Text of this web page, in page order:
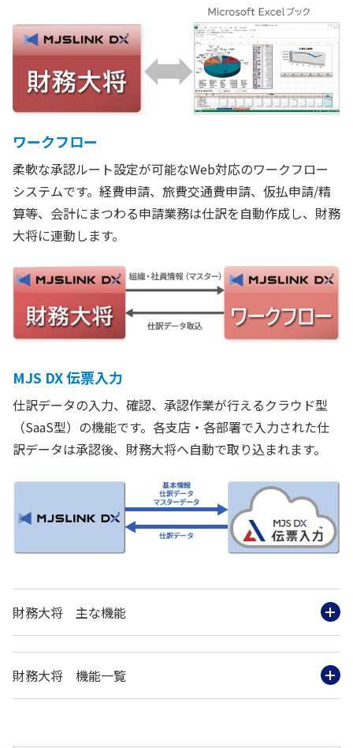
ワークフロー
柔軟な承認ルート設定が可能なWeb対応のワークフロー
システムです。経費申請、旅費交通費申請、仮払申請/精
算等、会計にまつわる申請業務は仕訳を自動作成し、財務
大将に連動します。
MJS DX 伝票入力
仕訳データの入力、確認、承認作業が行えるクラウド型
（SaaS型）の機能です。各支店・各部署で入力された仕
訳データは承認後、財務大将へ自動で取り込まれます。
財務大将 主な機能
財務大将 機能一覧